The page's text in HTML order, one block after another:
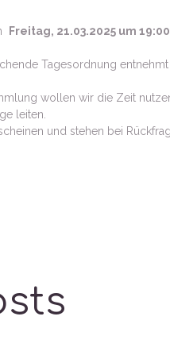
Freitag, 21.03.2025 um
Tagesordnung
wollen wir die Zeit
leiten.
und stehen bei